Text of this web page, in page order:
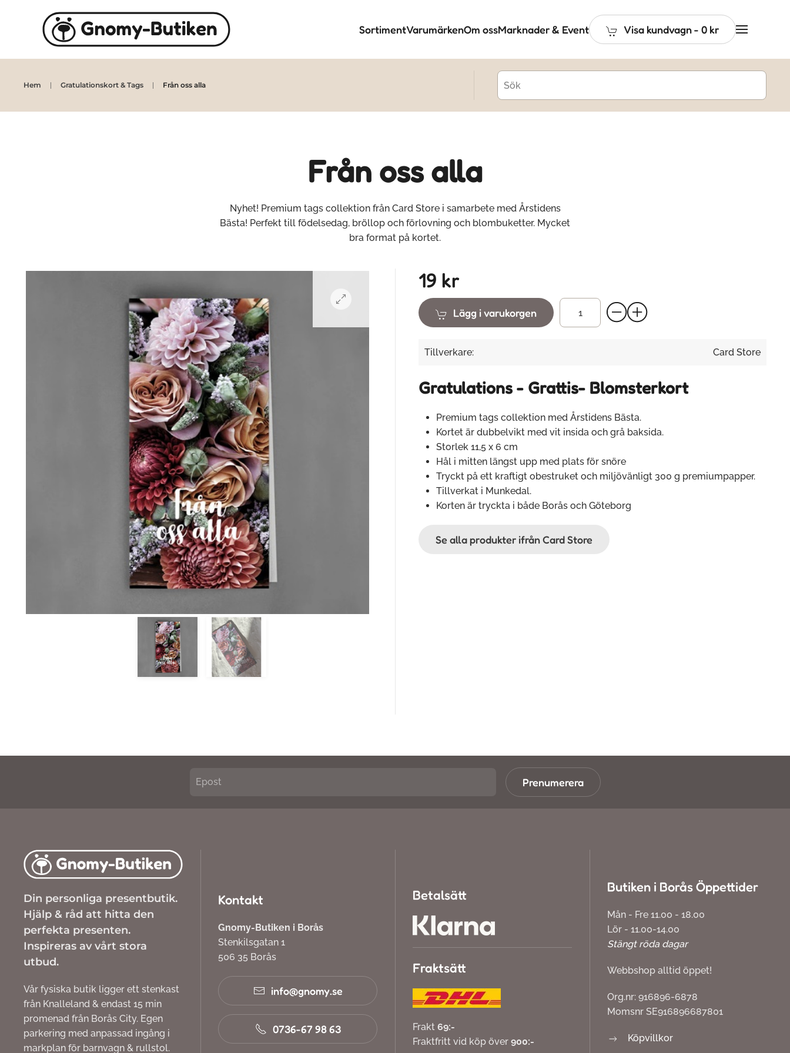
Skip to main content SortimentVarumärkenOm ossMarknader & Event Visa kundvagn- 0 kr
Hem Gratulationskort & Tags Från oss alla
Från oss alla
Nyhet! Premium tags collektion från Card Store i samarbete med Årstidens
Bästa! Perfekt till födelsedag, bröllop och förlovning och blombuketter. Mycket
bra format på kortet.
19 kr
Lägg i varukorgen
Tillverkare: Card Store
Gratulations - Grattis- Blomsterkort
Premium tags collektion med Årstidens Bästa.
Kortet är dubbelvikt med vit insida och grå baksida.
Storlek 11,5 x 6 cm
Hål i mitten längst upp med plats för snöre
Tryckt på ett kraftigt obestruket och miljövänligt 300 g premiumpapper.
Tillverkat i Munkedal.
Korten är tryckta i både Borås och Göteborg
Se alla produkter ifrån Card Store
Prenumerera
Din personliga presentbutik.
Hjälp & råd att hitta den
perfekta presenten.
Inspireras av vårt stora
utbud.
Vår fysiska butik ligger ett stenkast
från Knalleland & endast 15 min
promenad från Borås City. Egen
parkering med anpassad ingång i
markplan för barnvagn & rullstol.
Kontakt
Gnomy-Butiken i Borås
Stenkilsgatan 1
506 35 Borås
info@gnomy.se
0736-67 98 63
Betalsätt
Fraktsätt
Frakt 69:-
Fraktfritt vid köp över 900:-
Butiken i Borås Öppettider
Mån - Fre 11.00 - 18.00
Lör - 11.00-14.00
Stängt röda dagar
Webbshop alltid öppet!
Org.nr: 916896-6878
Momsnr SE916896687801
Köpvillkor